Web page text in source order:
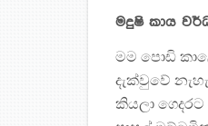
මදුෂි කාය
මම පොඩි
දැක්වුවේ
කියලා